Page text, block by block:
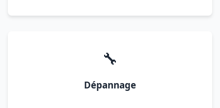
🔧
Dépannage